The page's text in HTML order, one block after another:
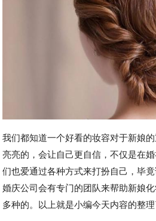
我们都知道一个好看的妆容对于新娘
亮亮的，会让自己更自信，不仅是在
们也爱通过各种方式来打扮自己，毕竟
婚庆公司会有专门的团队来帮助新娘
多种的。以上就是小编今天内容的整